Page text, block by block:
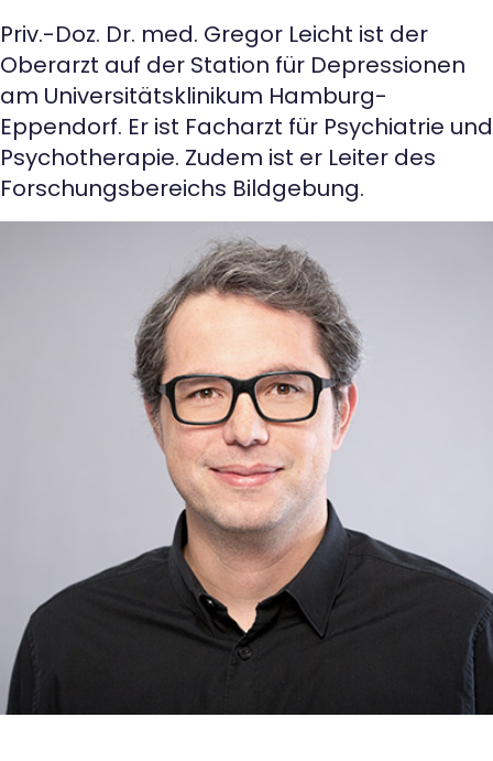
Priv.-Doz. Dr. med. Gregor Leicht ist der
Oberarzt auf der Station für Depressionen
am Universitätsklinikum Hamburg-
Eppendorf. Er ist Facharzt für Psychiatrie und
Psychotherapie. Zudem ist er Leiter des
Forschungsbereichs Bildgebung.